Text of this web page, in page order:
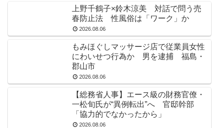
上野千鶴子×鈴木涼美 対話で問う売
春防止法 性風俗は「ワーク」か
2026.08.06
もみほぐしマッサージ店で従業員女性
にわいせつ行為か 男を逮捕 福島・
郡山市
2026.08.06
【総務省人事】エース級の財務官僚・
一松旬氏が“異例転出”へ 官邸幹部
「協力的でなかったから」
2026.08.06